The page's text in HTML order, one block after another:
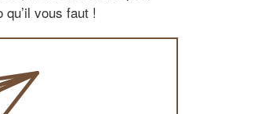
vous faut !